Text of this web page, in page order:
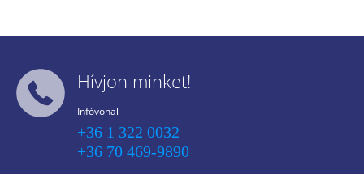
Hívjon minket!
Infóvonal
+36 1 322 0032
+36 70 469-9890